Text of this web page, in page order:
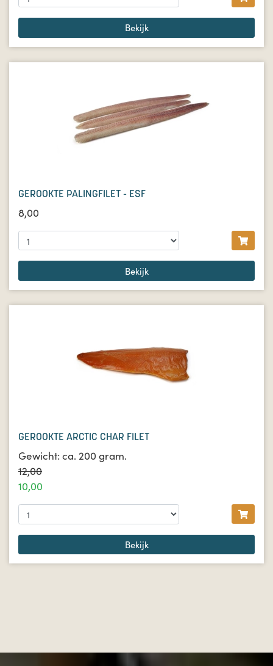
Bekijk
GEROOKTE PALINGFILET - ESF
8,00
Bekijk
GEROOKTE ARCTIC CHAR FILET
Gewicht: ca. 200 gram.
12,00
10,00
Bekijk